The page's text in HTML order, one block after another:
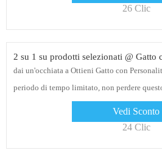
26 Clic
2 su 1 su prodotti selezionati @ Gatto
dai un'occhiata a Ottieni Gatto con
periodo di tempo limitato, non perdere
Vedi Sconto
24 Clic